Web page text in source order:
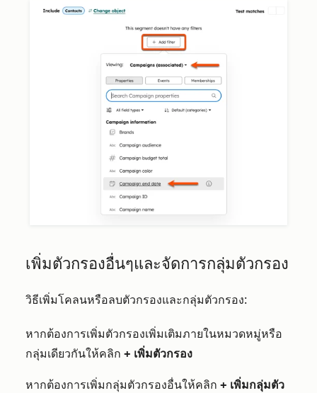
เพิ่มตัวกรองอื่นๆและจัดการกลุ่มตัวกรอง
วิธีเพิ่มโคลนหรือลบตัวกรองและกลุ่มตัวกรอง:
หากต้องการเพิ่มตัวกรองเพิ่มเติมภายในหมวดหมู่หรือ
กลุ่มเดียวกันให้คลิก + เพิ่มตัวกรอง
หากต้องการเพิ่มกลุ่มตัวกรองอื่นให้คลิก + เพิ่มกลุ่มตัว